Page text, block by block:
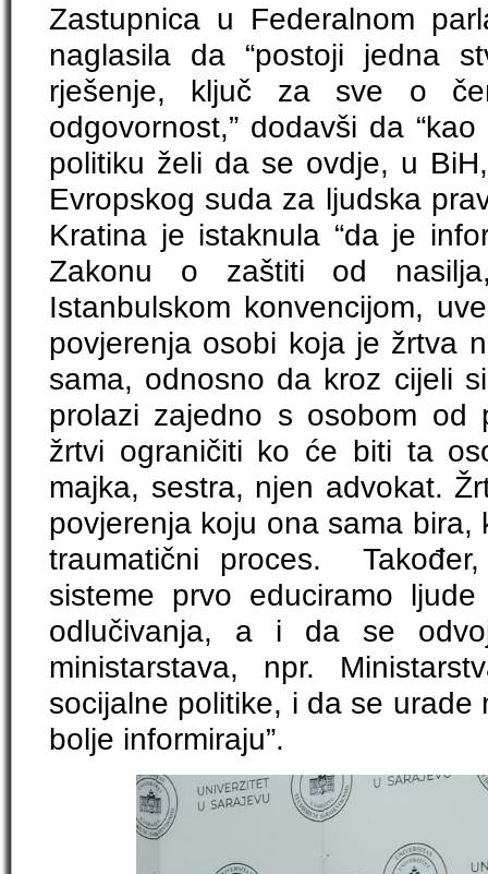
Zastupnica u Federalnom
naglasila da “postoji jedna
rješenje, ključ za sve o
odgovornost,” dodavši da
politiku želi da se ovdje, u
Evropskog suda za ljudska
Kratina je istaknula “da je
Zakonu o zaštiti od
Istanbulskom konvencijom,
povjerenja osobi koja je žrtva
sama, odnosno da kroz cijeli
prolazi zajedno s osobom od
žrtvi ograničiti ko će biti ta
majka, sestra, njen advokat.
povjerenja koju ona sama bira,
traumatični proces.
sisteme prvo educiramo
odlučivanja, a i da se
ministarstava, npr.
socijalne politike, i da se urade
bolje informiraju”.